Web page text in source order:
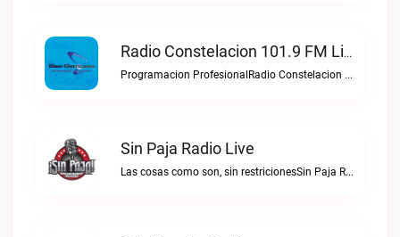
Radio Constelacion 101.9 FM Live
Programacion ProfesionalRadio Constelacion 101.9 FM live
Sin Paja Radio Live
Las cosas como son, sin restricionesSin Paja Radio live